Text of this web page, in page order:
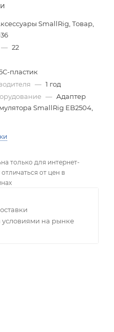
на рынке
SmallRig, Товар,
— 22
пластик
— 1 год
— Адаптер
SmallRig EB2504,
только для интернет-
от цен в